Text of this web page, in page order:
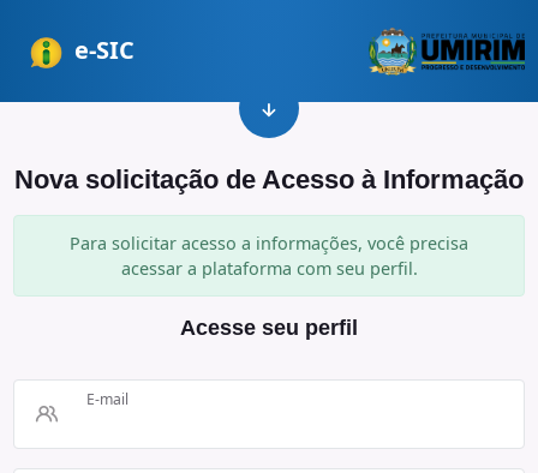
e-SIC
Nova solicitação de Acesso à Informação
Para solicitar acesso a informações, você precisa
acessar a plataforma com seu perfil.
Acesse seu perfil
E-mail